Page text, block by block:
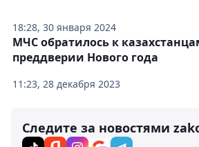
18:28, 30 января 2024
11:23, 28 декабря 2023
МЧС обратилось к
преддверии Нового года
Следите за новостями